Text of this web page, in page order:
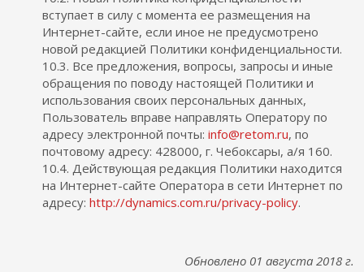
вступает в силу с момента ее размещения на
Интернет-сайте, если иное не предусмотрено
новой редакцией Политики конфиденциальности.
10.3. Все предложения, вопросы, запросы и иные
обращения по поводу настоящей Политики и
использования своих персональных данных,
Пользователь вправе направлять Оператору по
адресу электронной почты: info@retom.ru, по
почтовому адресу: 428000, г. Чебоксары, а/я 160.
10.4. Действующая редакция Политики находится
на Интернет-сайте Оператора в сети Интернет по
адресу: http://dynamics.com.ru/privacy-policy.
Обновлено 01 августа 2018 г.